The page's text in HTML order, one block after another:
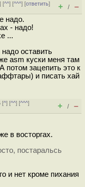
] [^^] [^^^] [ответить]
+ / –
надо.
- надо!
...
оставить
asm куски меня там
потом зацепить это к
и писать хай
[^] [^^] [^^^]
+ / –
в восторгах.
постаральсь
и нет кроме пихания